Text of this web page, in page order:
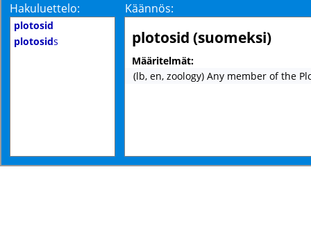
Hakuluettelo: Käännös:
plotosid
plotosids plotosid (suomeksi)
Määritelmät:
(lb, en, zoology) Any member of the